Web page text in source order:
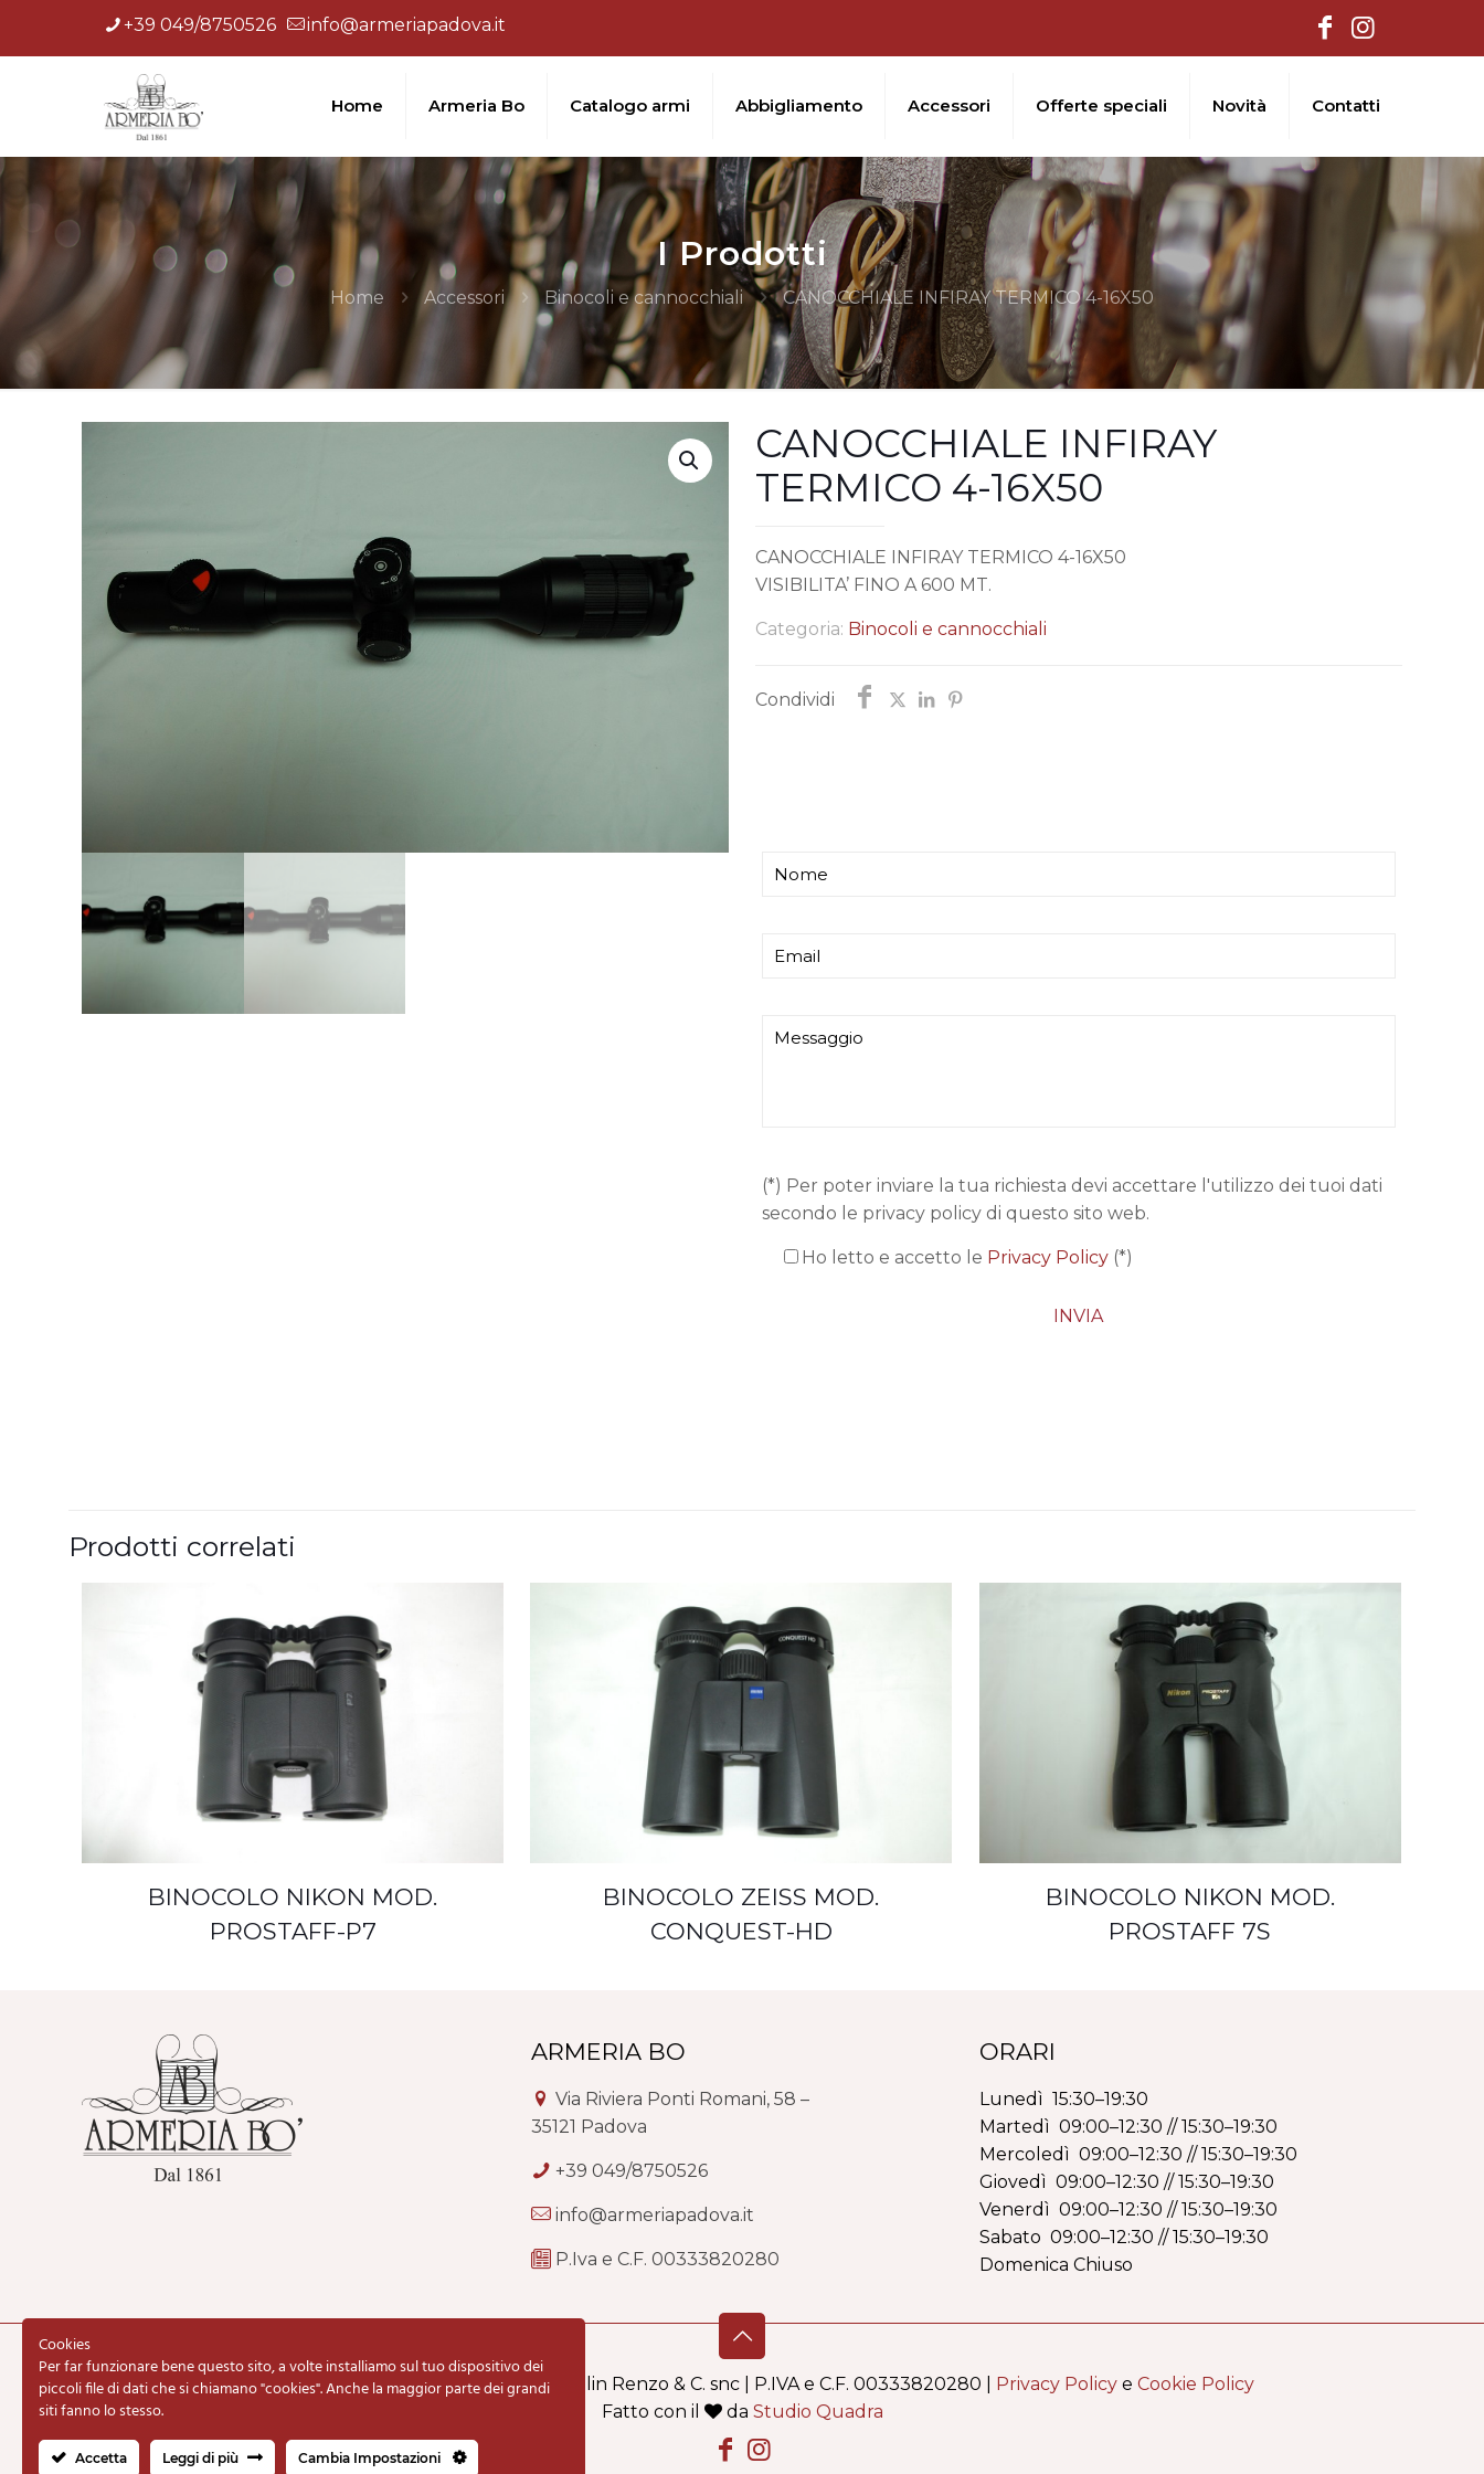
+39 049/8750526 info@armeriapadova.it
Home Armeria Bo Catalogo armi Abbigliamento Accessori Offerte speciali Novità Contatti
I Prodotti
Home Accessori Binocoli e cannocchiali CANOCCHIALE INFIRAY TERMICO 4-16X50
CANOCCHIALE INFIRAY
TERMICO 4-16X50
CANOCCHIALE INFIRAY TERMICO 4-16X50
VISIBILITA’ FINO A 600 MT.
Categoria: Binocoli e cannocchiali
Condividi
(*) Per poter inviare la tua richiesta devi accettare l'utilizzo dei tuoi dati
secondo le privacy policy di questo sito web.
Ho letto e accetto le Privacy Policy(*)
Prodotti correlati
BINOCOLO NIKON MOD.
PROSTAFF-P7
BINOCOLO ZEISS MOD.
CONQUEST-HD
BINOCOLO NIKON MOD.
PROSTAFF 7S
ARMERIA BO
Via Riviera Ponti Romani, 58 –
35121 Padova
+39 049/8750526
info@armeriapadova.it
P.Iva e C.F. 00333820280
ORARI
Lunedì 15:30–19:30
Martedì 09:00–12:30 // 15:30–19:30
Mercoledì 09:00–12:30 // 15:30–19:30
Giovedì 09:00–12:30 // 15:30–19:30
Venerdì 09:00–12:30 // 15:30–19:30
Sabato 09:00–12:30 // 15:30–19:30
Domenica Chiuso
Copyright © 2020 Armeria BO di Schiavolin Renzo & C. snc | P.IVA e C.F. 00333820280 | Privacy Policy e Cookie Policy
Fatto con il
da Studio Quadra
Cookies
Per far funzionare bene questo sito, a volte installiamo sul tuo dispositivo dei
piccoli file di dati che si chiamano "cookies". Anche la maggior parte dei grandi
siti fanno lo stesso.
Accetta Leggi di più Cambia Impostazioni